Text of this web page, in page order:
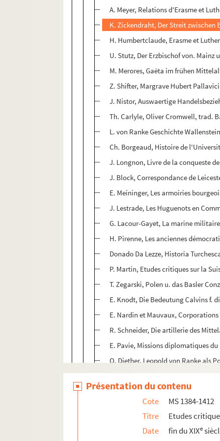
A. Meyer, Relations d'Erasme et
K. Zickendraht, Der Streit zwischen
H. Humbertclaude, Erasme et Luther
U. Stutz, Der Erzbischof von. Mainz
M. Merores, Gaëta im frühen
Z. Shifter, Margrave Hubert
J. Nistor, Auswaertige
Th. Carlyle, Oliver Cromwell, trad.
L. von Ranke Geschichte
Ch. Borgeaud, Histoire de
J. Longnon, Livre de la conqueste
J. Block, Correspondance de
E. Meininger, Les armoiries
J. Lestrade, Les Huguenots en
G. Lacour-Gayet, La marine
H. Pirenne, Les anciennes
Donado Da Lezze, Historia
P. Martin, Etudes critiques sur la
T. Zegarski, Polen u. das Basler
E. Knodt, Die Bedeutung Calvins f.
E. Nardin et Mauvaux,
R. Schneider, Die artillerie des
E. Pavie, Missions diplomatiques
O. Diether, Leopold von Ranke als
R. Ancel, Nonciatures de France :
R. Latouche, Histoire du comté du
Inventare des Goss h. Badischen
H. Hallwich, Fünf Bücher
G. Hanoteaux, Jeanne d'Arc
Présentation du contenu
Cote
MS 1384-1412
Titre
Etudes
Date
fin du XIXe